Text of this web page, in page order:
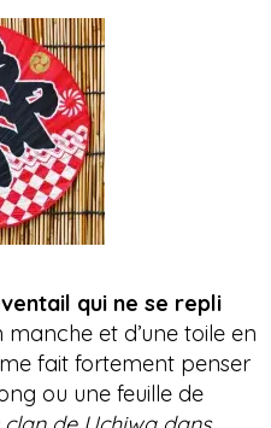
qui ne se repli
manche et d’une toile en
fait fortement penser
ou une feuille de